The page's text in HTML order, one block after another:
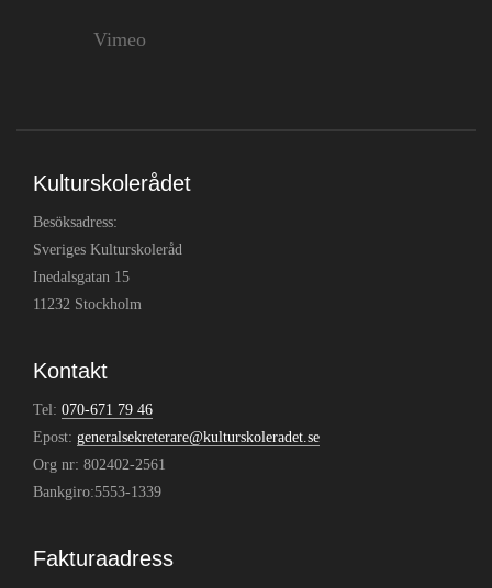
Vimeo
Kulturskolerådet
Besöksadress:
Sveriges Kulturskoleråd
Inedalsgatan 15
11232 Stockholm
Kontakt
Tel: 070-671 79 46
Epost: generalsekreterare@kulturskoleradet.se
Org nr: 802402-2561
Bankgiro:5553-1339
Fakturaadress